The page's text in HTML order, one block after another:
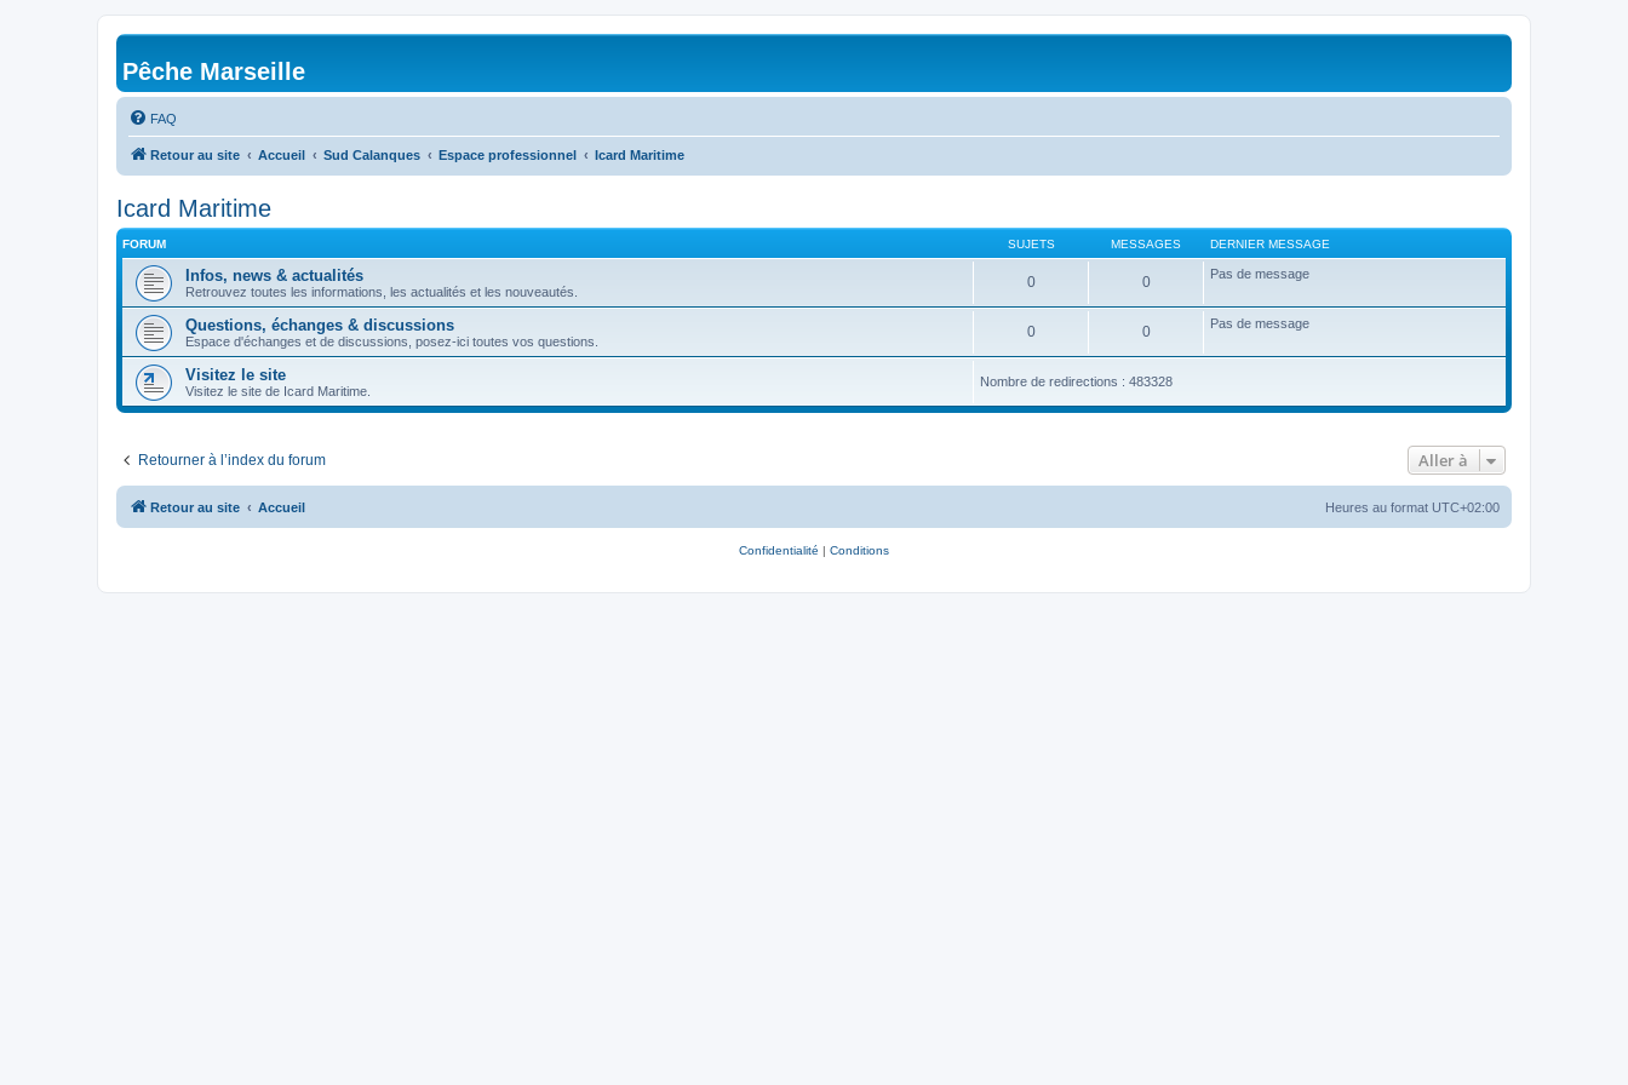
Pêche Marseille
FAQ
Retour au site Accueil Sud Calanques Espace professionnel Icard Maritime
Icard Maritime
FORUM SUJETS MESSAGES DERNIER MESSAGE
Infos, news & actualités
Retrouvez toutes les informations, les actualités et les nouveautés.
0 0 Pas de message
Questions, échanges & discussions
Espace d'échanges et de discussions, posez-ici toutes vos questions.
0 0 Pas de message
Visitez le site
Visitez le site de Icard Maritime.
Nombre de redirections : 483328
Retourner à l’index du forum Aller à
Retour au site Accueil Heures au format UTC+02:00
Confidentialité | Conditions